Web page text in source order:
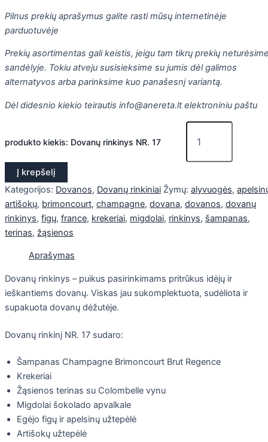
Pilnus prekių aprašymus galite rasti mūsų internetinėje
parduotuvėje
Prekių asortimentas gali keistis, jeigu tam tikrų prekių
sandėlyje. Tokiu atveju susisieksime su jumis dėl galimos
alternatyvos arba parinksime kuo panašesnį variantą.
Dėl didesnio kiekio teirautis info@anereta.lt elektroniniu paštu
produkto kiekis: Dovanų rinkinys NR. 17
Į krepšelį
Kategorijos: Dovanos, Dovanų rinkiniai Žymų: alyvuogės,
artišokų, brimoncourt, champagne, dovana, dovanos, dovanų
rinkinys, figų, france, krekeriai, migdolai, rinkinys, šampanas,
terinas, žąsienos
Aprašymas
Dovanų rinkinys – puikus pasirinkimams pritrūkus idėjų ir
ieškantiems dovanų. Viskas jau sukomplektuota, sudėliota ir
supakuota dovanų dėžutėje.
Dovanų rinkinį NR. 17 sudaro:
Šampanas Champagne Brimoncourt Brut Regence
Krekeriai
Žąsienos terinas su Colombelle vynu
Migdolai šokolado apvalkale
Egėjo figų ir apelsinų užtepėlė
Artišokų užtepėlė